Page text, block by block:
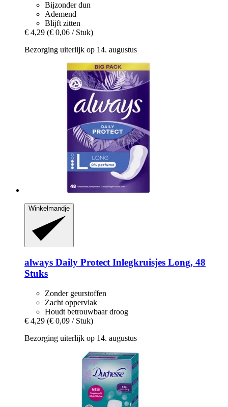
Bijzonder dun
Ademend
Blijft zitten
€ 4,29 (€ 0,06 / Stuk)
Bezorging uiterlijk op 14. augustus
Winkelmandje
always Daily Protect Inlegkruisjes Long, 48
Stuks
Zonder geurstoffen
Zacht oppervlak
Houdt betrouwbaar droog
€ 4,29 (€ 0,09 / Stuk)
Bezorging uiterlijk op 14. augustus